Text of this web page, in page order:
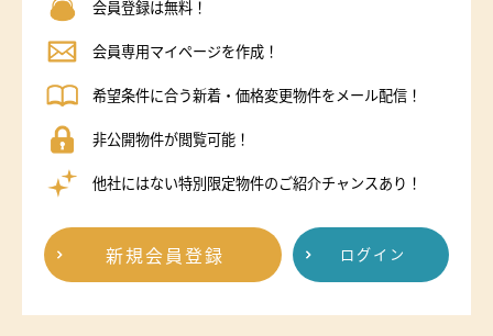
会員登録は無料！
会員専用マイページを作成！
希望条件に合う新着・価格変更物件をメール配信！
非公開物件が閲覧可能！
他社にはない特別限定物件のご紹介チャンスあり！
新規会員登録 ログイン